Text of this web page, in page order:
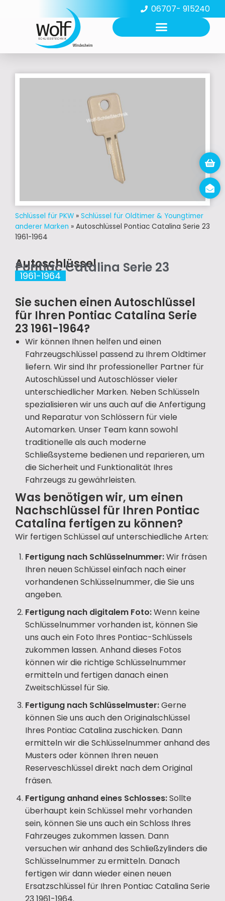
06707- 915240
Schlüssel für PKW » Schlüssel für Oldtimer & Youngtimer
anderer Marken » Autoschlüssel Pontiac Catalina Serie 23
1961-1964
Autoschlüssel
Pontiac Catalina Serie 23
1961-1964
Sie suchen einen Autoschlüssel
für Ihren Pontiac Catalina Serie
23 1961-1964?
Wir können Ihnen helfen und einen
Fahrzeugschlüssel passend zu Ihrem Oldtimer
liefern. Wir sind Ihr professioneller Partner für
Autoschlüssel und Autoschlösser vieler
unterschiedlicher Marken. Neben Schlüsseln
spezialisieren wir uns auch auf die Anfertigung
und Reparatur von Schlössern für viele
Automarken. Unser Team kann sowohl
traditionelle als auch moderne
Schließsysteme bedienen und reparieren, um
die Sicherheit und Funktionalität Ihres
Fahrzeugs zu gewährleisten.
Was benötigen wir, um einen
Nachschlüssel für Ihren Pontiac
Catalina fertigen zu können?
Wir fertigen Schlüssel auf unterschiedliche Arten:
Fertigung nach Schlüsselnummer:Wir fräsen
Ihren neuen Schlüssel einfach nach einer
vorhandenen Schlüsselnummer, die Sie uns
angeben.
Fertigung nach digitalem Foto:Wenn keine
Schlüsselnummer vorhanden ist, können Sie
uns auch ein Foto Ihres Pontiac-Schlüssels
zukommen lassen. Anhand dieses Fotos
können wir die richtige Schlüsselnummer
ermitteln und fertigen danach einen
Zweitschlüssel für Sie.
Fertigung nach Schlüsselmuster:Gerne
können Sie uns auch den Originalschlüssel
Ihres Pontiac Catalina zuschicken. Dann
ermitteln wir die Schlüsselnummer anhand des
Musters oder können Ihren neuen
Reserveschlüssel direkt nach dem Original
fräsen.
Fertigung anhand eines Schlosses:Sollte
überhaupt kein Schlüssel mehr vorhanden
sein, können Sie uns auch ein Schloss Ihres
Fahrzeuges zukommen lassen. Dann
versuchen wir anhand des Schließzylinders die
Schlüsselnummer zu ermitteln. Danach
fertigen wir dann wieder einen neuen
Ersatzschlüssel für Ihren Pontiac Catalina Serie
23 1961-1964.